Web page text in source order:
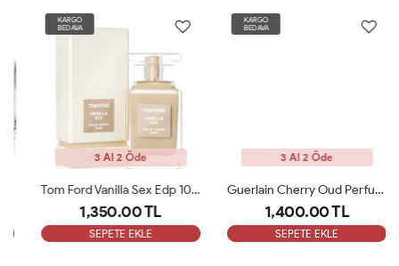
KARGO
BEDAVA
3 Al 2 Öde
Tom Ford Vanilla Sex Edp 100 Ml Unisex Parfüm
1,350.00 TL
SEPETE EKLE
KARGO
BEDAVA
3 Al 2 Öde
Guerlain Cherry Oud Perfume Edp 100 ML Unisex Parfüm ARC
1,400.00 TL
SEPETE EKLE